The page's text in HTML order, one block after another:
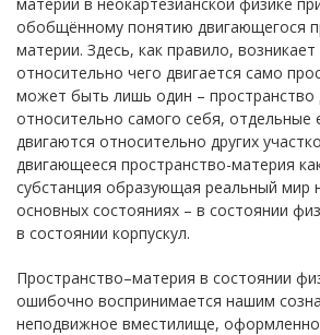
обобщённому понятию двигающегося
материи. Здесь, как правило,
относительно чего двигается само
может быть лишь один – пространство
относительно самого себя, отдельные
двигаются относительно других
двигающееся пространство-материя
субстанция образующая реальный мир
основных состояниях – в состоянии
в состоянии корпускул.
Пространство–материя в состоянии
ошибочно воспринимается нашим
неподвижное вместилище,